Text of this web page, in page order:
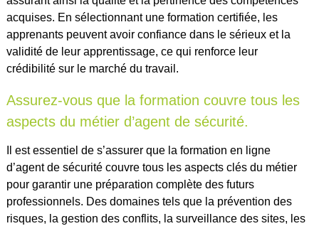
acquises. En sélectionnant une formation certifiée, les
apprenants peuvent avoir confiance dans le sérieux et la
validité de leur apprentissage, ce qui renforce leur
crédibilité sur le marché du travail.
Assurez-vous que la formation couvre tous les
aspects du métier d’agent de sécurité.
Il est essentiel de s’assurer que la formation en ligne
d’agent de sécurité couvre tous les aspects clés du métier
pour garantir une préparation complète des futurs
professionnels. Des domaines tels que la prévention des
risques, la gestion des conflits, la surveillance des sites, les